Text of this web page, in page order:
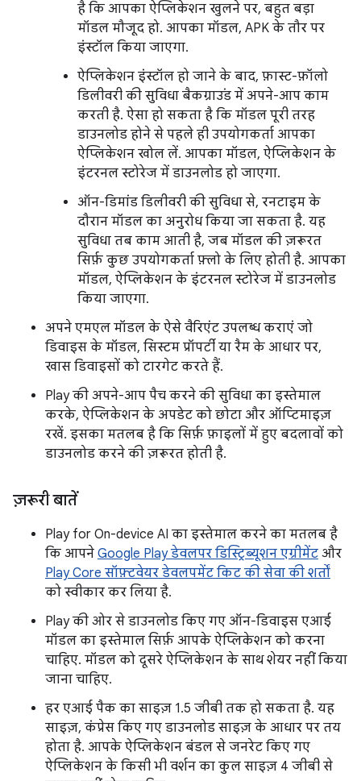
है कि आपका ऐप्लिकेशन खुलने पर, बहुत बड़ा
मॉडल मौजूद हो. आपका मॉडल, APK के तौर पर
इंस्टॉल किया जाएगा.
ऐप्लिकेशन इंस्टॉल हो जाने के बाद, फ़ास्ट-फ़ॉलो
डिलीवरी की सुविधा बैकग्राउंड में अपने-आप काम
करती है. ऐसा हो सकता है कि मॉडल पूरी तरह
डाउनलोड होने से पहले ही उपयोगकर्ता आपका
ऐप्लिकेशन खोल लें. आपका मॉडल, ऐप्लिकेशन के
इंटरनल स्टोरेज में डाउनलोड हो जाएगा.
ऑन-डिमांड डिलीवरी की सुविधा से, रनटाइम के
दौरान मॉडल का अनुरोध किया जा सकता है. यह
सुविधा तब काम आती है, जब मॉडल की ज़रूरत
सिर्फ़ कुछ उपयोगकर्ता फ़्लो के लिए होती है. आपका
मॉडल, ऐप्लिकेशन के इंटरनल स्टोरेज में डाउनलोड
किया जाएगा.
अपने एमएल मॉडल के ऐसे वैरिएंट उपलब्ध कराएं जो
डिवाइस के मॉडल, सिस्टम प्रॉपर्टी या रैम के आधार पर,
खास डिवाइसों को टारगेट करते हैं.
Play की अपने-आप पैच करने की सुविधा का इस्तेमाल
करके, ऐप्लिकेशन के अपडेट को छोटा और ऑप्टिमाइज़
रखें. इसका मतलब है कि सिर्फ़ फ़ाइलों में हुए बदलावों को
डाउनलोड करने की ज़रूरत होती है.
ज़रूरी बातें
Play for On-device AI का इस्तेमाल करने का मतलब है
कि आपने Google Play डेवलपर डिस्ट्रिब्यूशन एग्रीमेंट और
Play Core सॉफ़्टवेयर डेवलपमेंट किट की सेवा की शर्तों
को स्वीकार कर लिया है.
Play की ओर से डाउनलोड किए गए ऑन-डिवाइस एआई
मॉडल का इस्तेमाल सिर्फ़ आपके ऐप्लिकेशन को करना
चाहिए. मॉडल को दूसरे ऐप्लिकेशन के साथ शेयर नहीं किया
जाना चाहिए.
हर एआई पैक का साइज़ 1.5 जीबी तक हो सकता है. यह
साइज़, कंप्रेस किए गए डाउनलोड साइज़ के आधार पर तय
होता है. आपके ऐप्लिकेशन बंडल से जनरेट किए गए
ऐप्लिकेशन के किसी भी वर्शन का कुल साइज़ 4 जीबी से